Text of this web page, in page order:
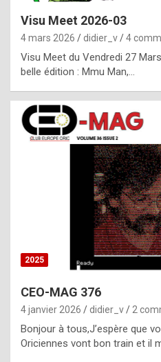
l
c
h
i
s
t
r
e
c
Visu Meet 2026-03
4 mars 2026 didier_v 4
Visu Meet du Vendredi 27
belle édition : Mmu Man,…
2025
CEO-MAG 376
4 janvier 2026 didier_v 2
Bonjour à tous,J’espère que
Oriciennes vont bon train et il